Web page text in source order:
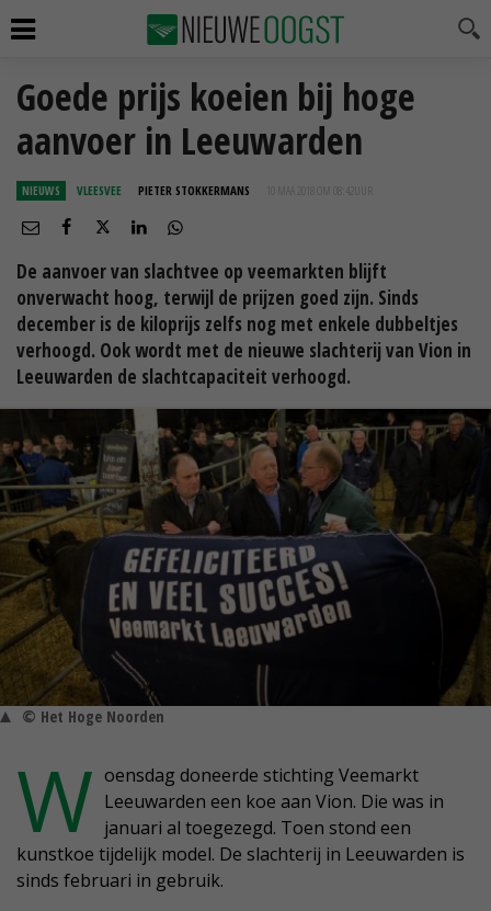
Goede prijs koeien bij hoge
aanvoer in Leeuwarden
NIEUWS VLEESVEE PIETER STOKKERMANS 10 MAA 2018 OM 08:42
De aanvoer van slachtvee op veemarkten blijft
onverwacht hoog, terwijl de prijzen goed zijn. Sinds
december is de kiloprijs zelfs nog met enkele dubbeltjes
verhoogd. Ook wordt met de nieuwe slachterij van Vion in
Leeuwarden de slachtcapaciteit verhoogd.
© Het Hoge Noorden
W oensdag doneerde stichting Veemarkt
Leeuwarden een koe aan Vion. Die was in
januari al toegezegd. Toen stond een
kunstkoe tijdelijk model. De slachterij in Leeuwarden is
sinds februari in gebruik.